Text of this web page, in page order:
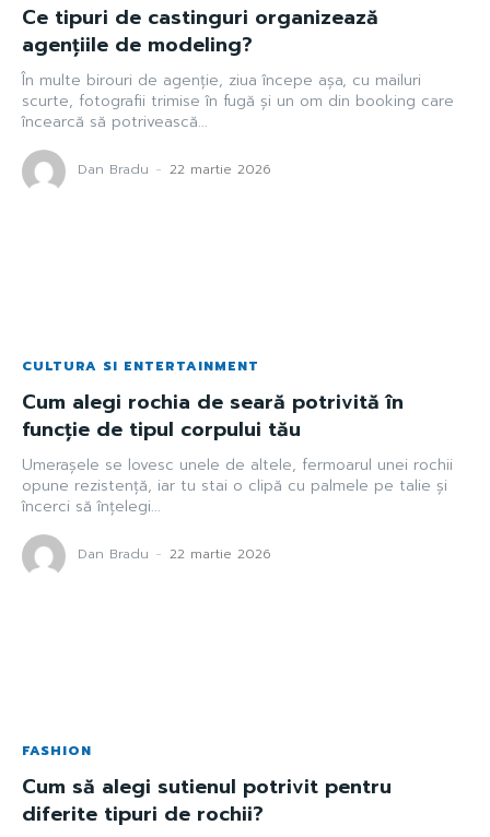
Ce tipuri de castinguri organizează
agențiile de modeling?
În multe birouri de agenție, ziua începe așa, cu mailuri
scurte, fotografii trimise în fugă și un om din booking care
încearcă să potrivească...
Dan Bradu - 22 martie 2026
CULTURA SI ENTERTAINMENT
Cum alegi rochia de seară potrivită în
funcție de tipul corpului tău
Umerașele se lovesc unele de altele, fermoarul unei rochii
opune rezistență, iar tu stai o clipă cu palmele pe talie și
încerci să înțelegi...
Dan Bradu - 22 martie 2026
FASHION
Cum să alegi sutienul potrivit pentru
diferite tipuri de rochii?